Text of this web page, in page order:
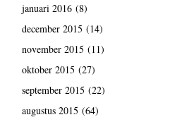
januari 2016(8)
december 2015 (14)
november 2015 (11)
oktober 2015 (27)
september 2015 (22)
augustus 2015 (64)